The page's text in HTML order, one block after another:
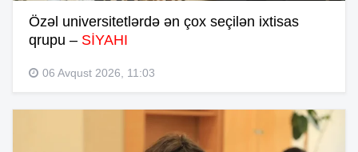
Özəl universitetlərdə ən çox seçilən ixtisas
qrupu – SİYAHI
06 Avqust 2026, 11:03